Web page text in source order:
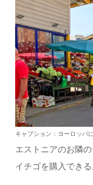
キャプション：ヨーロッパ
エストニアのお隣
イチゴを購入でき